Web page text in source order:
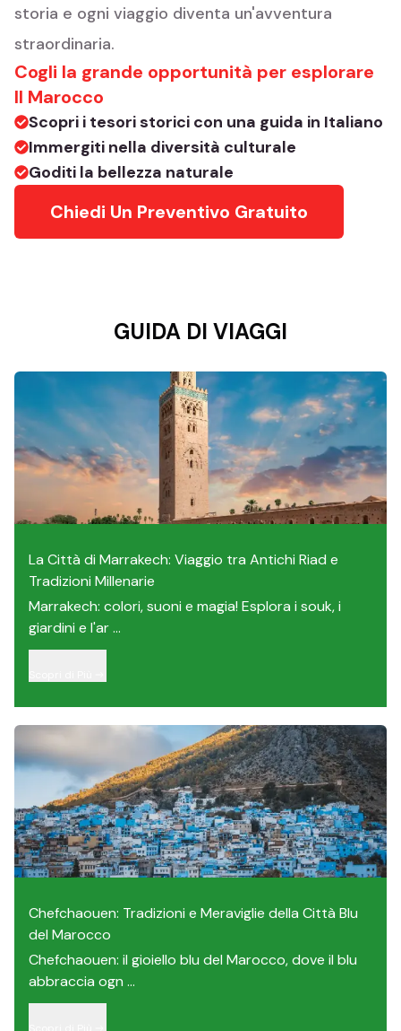
storia e ogni viaggio diventa un'avventura
straordinaria.
Cogli la grande opportunità per esplorare
Il Marocco
Scopri i tesori storici con una guida in Italiano
Immergiti nella diversità culturale
Goditi la bellezza naturale
Chiedi Un Preventivo Gratuito
GUIDA DI VIAGGI
La Città di Marrakech: Viaggio tra Antichi Riad e
Tradizioni Millenarie
Marrakech: colori, suoni e magia! Esplora i souk, i
giardini e l'ar ...
Chefchaouen: Tradizioni e Meraviglie della Città Blu
del Marocco
Chefchaouen: il gioiello blu del Marocco, dove il blu
abbraccia ogn ...